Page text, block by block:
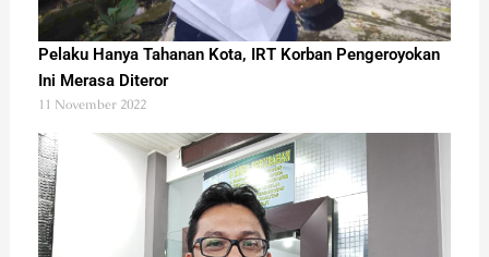
Pelaku Hanya Tahanan Kota, IRT Korban Pengeroyokan
Ini Merasa Diteror
11 November 2022